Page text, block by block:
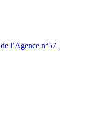
l’Agence n°57